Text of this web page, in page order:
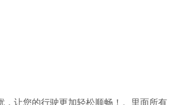
让您的行驶更加轻松顺畅！。里面所有